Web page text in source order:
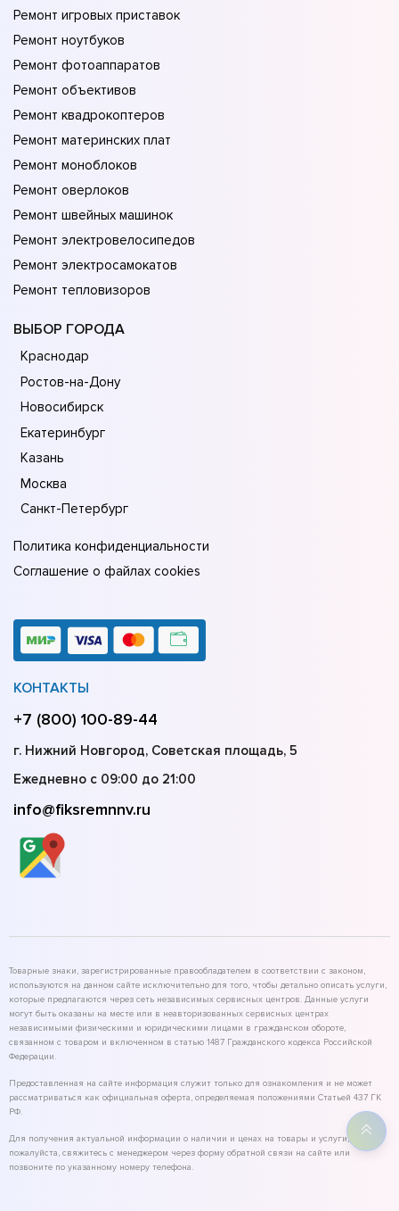
Ремонт игровых приставок
Ремонт ноутбуков
Ремонт фотоаппаратов
Ремонт объективов
Ремонт квадрокоптеров
Ремонт материнских плат
Ремонт моноблоков
Ремонт оверлоков
Ремонт швейных машинок
Ремонт электровелосипедов
Ремонт электросамокатов
Ремонт тепловизоров
ВЫБОР ГОРОДА
Краснодар
Ростов-на-Дону
Новосибирск
Екатеринбург
Казань
Москва
Санкт-Петербург
Политика конфиденциальности
Соглашение о файлах cookies
КОНТАКТЫ
+7 (800) 100-89-44
г. Нижний Новгород, Советская площадь, 5
Ежедневно с 09:00 до 21:00
info@fiksremnnv.ru
Товарные знаки, зарегистрированные правообладателем в соответствии с законом,
используются на данном сайте исключительно для того, чтобы детально описать услуги,
которые предлагаются через сеть независимых сервисных центров. Данные услуги
могут быть оказаны на месте или в неавторизованных сервисных центрах
независимыми физическими и юридическими лицами в гражданском обороте,
связанном с товаром и включенном в статью 1487 Гражданского кодекса Российской
Федерации.
Предоставленная на сайте информация служит только для ознакомления и не может
рассматриваться как официальная оферта, определяемая положениями Статьей 437 ГК
РФ.
Для получения актуальной информации о наличии и ценах на товары и услуги,
пожалуйста, свяжитесь с менеджером через форму обратной связи на сайте или
позвоните по указанному номеру телефона.